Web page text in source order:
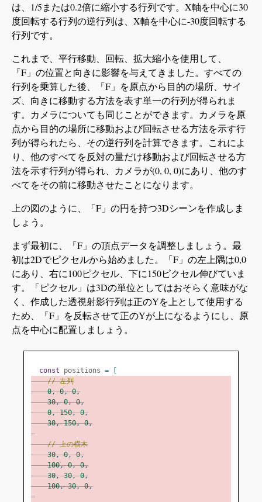
は、1/5または0.2倍に縮小する行列です。X軸を中心に30
度回転する行列の逆行列は、X軸を中心に-30度回転する
行列です。
これまで、平行移動、回転、拡大縮小を使用して、
「F」の位置と向きに影響を与えてきました。すべての
行列を乗算した後、「F」を原点から目的の場所、サイ
ズ、向きに移動する方法を表す単一の行列が得られま
す。カメラについても同じことができます。カメラを原
点から目的の場所に移動および回転させる方法を示す行
列が得られたら、その逆行列を計算できます。これによ
り、他のすべてを反対の量だけ移動および回転させる方
法を示す行列が得られ、カメラが(0, 0, 0)にあり、他のす
べてをその前に移動させたことになります。
上の図のように、「F」の円を持つ3Dシーンを作成しま
しょう。
まず最初に、「F」の頂点データを調整しましょう。最
初は2Dでピクセルから始めました。「F」の左上隅は0,0
にあり、右に100ピクセル、下に150ピクセル伸びていま
す。「ピクセル」は3Dの単位としてはおそらく意味がな
く、作成した透視射影行列は正のYを上として使用する
ため、「F」を反転させて正のYが上になるようにし、原
点を中心に配置しましょう。
const positions =
// 左列
0, 0, 0,
30, 0, 0,
0, 150, 0,
30, 150, 0,
// 上の横木
30, 0, 0,
100, 0, 0,
30, 30, 0,
100, 30, 0,